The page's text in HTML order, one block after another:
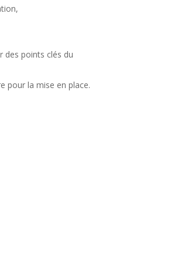
des points clés du
pour la mise en place.